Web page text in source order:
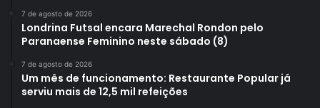
7 de agosto de 2026
Londrina Futsal encara Marechal Rondon pelo
Paranaense Feminino neste sábado (8)
7 de agosto de 2026
Um mês de funcionamento: Restaurante Popular já
serviu mais de 12,5 mil refeições